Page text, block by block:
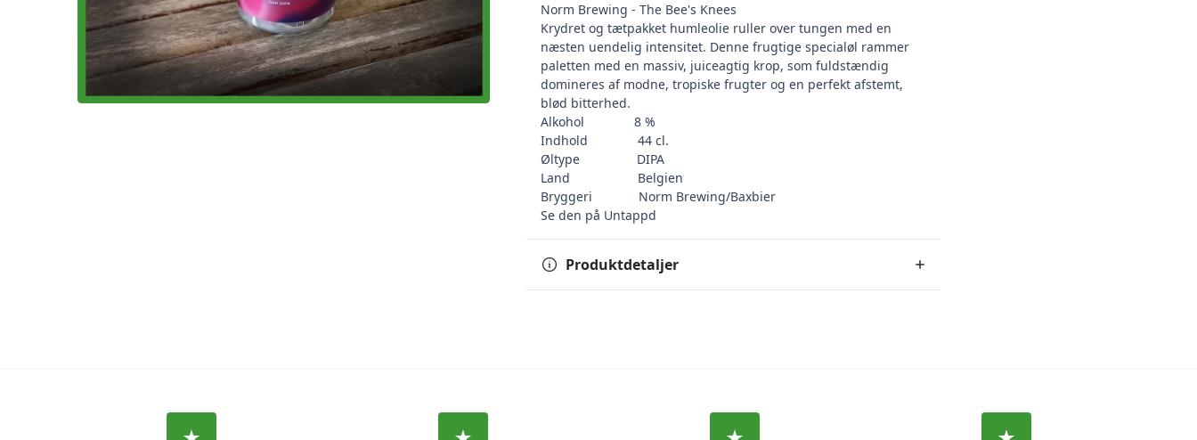
Norm Brewing - The Bee's Knees
Krydret og tætpakket humleolie ruller over tungen med en
næsten uendelig intensitet. Denne frugtige specialøl rammer
paletten med en massiv, juiceagtig krop, som fuldstændig
domineres af modne, tropiske frugter og en perfekt afstemt,
blød bitterhed.
Alkohol 8 %
Indhold 44 cl.
Øltype DIPA
Land Belgien
Bryggeri Norm Brewing/Baxbier
Se den på Untappd
Produktdetaljer